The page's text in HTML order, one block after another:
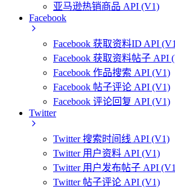
亚马逊热销商品 API (V1)
Facebook
Facebook 获取资料ID API
Facebook 获取资料帖子 API
Facebook 作品搜索 API (V1)
Facebook 帖子评论 API (V1)
Facebook 评论回复 API (V1)
Twitter
Twitter 搜索时间线 API (V1)
Twitter 用户资料 API (V1)
Twitter 用户发布帖子 API
Twitter 帖子评论 API (V1)